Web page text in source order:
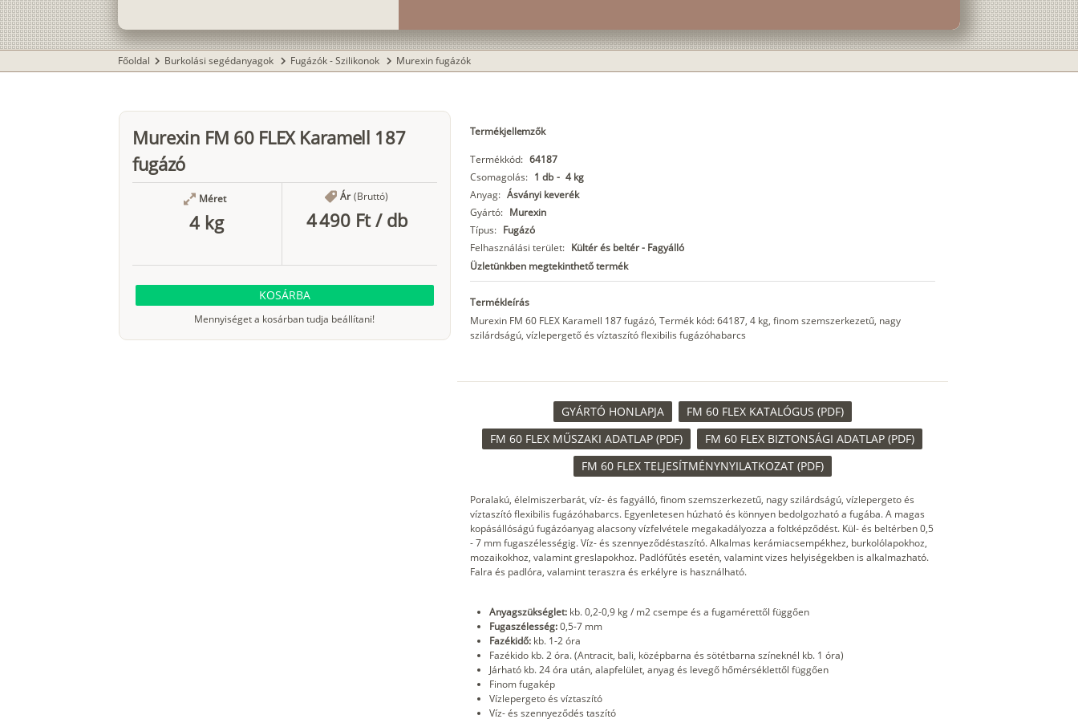
Főoldal chevron_right Burkolási segédanyagok chevron_right Fugázók - Szilikonok chevron_right Murexin fugázók
Murexin FM 60 FLEX Karamell 187
fugázó
Méret
4 kg
Ár (Bruttó)
4 490 Ft/ db
KOSÁRBA
Mennyiséget a kosárban tudja beállítani!
Termékjellemzők
Termékkód: 64187
Csomagolás: 1 db - 4 kg
Anyag: Ásványi keverék
Gyártó: Murexin
Típus: Fugázó
Felhasználási terület: Kültér és beltér - Fagyálló
Üzletünkben megtekinthető termék
Termékleírás
Murexin FM 60 FLEX Karamell 187 fugázó, Termék kód: 64187, 4 kg, finom szemszerkezetű, nagy
szilárdságú, vízlepergető és víztaszító flexibilis fugázóhabarcs
GYÁRTÓ HONLAPJA
FM 60 FLEX KATALÓGUS (PDF)
FM 60 FLEX MŰSZAKI ADATLAP (PDF)
FM 60 FLEX BIZTONSÁGI ADATLAP (PDF)
FM 60 FLEX TELJESÍTMÉNYNYILATKOZAT (PDF)
Poralakú, élelmiszerbarát, víz- és fagyálló, finom szemszerkezetű, nagy szilárdságú, vízlepergeto és
víztaszító flexibilis fugázóhabarcs. Egyenletesen húzható és könnyen bedolgozható a fugába. A magas
kopásállóságú fugázóanyag alacsony vízfelvétele megakadályozza a foltképződést. Kül- és beltérben 0,5
- 7 mm fugaszélességig. Víz- és szennyeződéstaszító. Alkalmas kerámiacsempékhez, burkolólapokhoz,
mozaikokhoz, valamint greslapokhoz. Padlófűtés esetén, valamint vizes helyiségekben is alkalmazható.
Falra és padlóra, valamint teraszra és erkélyre is használható.
Anyagszükséglet:kb. 0,2-0,9 kg / m2 csempe és a fugamérettől függően
Fugaszélesség:0,5-7 mm
Fazékidő:kb. 1-2 óra
Fazékido kb. 2 óra. (Antracit, bali, középbarna és sötétbarna színeknél kb. 1 óra)
Járható kb. 24 óra után, alapfelület, anyag és levegő hőmérséklettől függően
Finom fugakép
Vízlepergeto és víztaszító
Víz- és szennyeződés taszító